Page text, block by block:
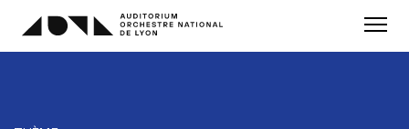
Menu